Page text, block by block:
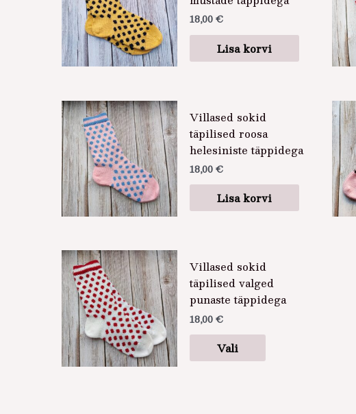
18,00€
Lisa korvi
Villased sokid
täpilised roosa
helesiniste täppidega
18,00€
Lisa korvi
Villased sokid
täpilised valged
punaste täppidega
18,00€
Vali
tootel
on
mitu
Valikuid
saab